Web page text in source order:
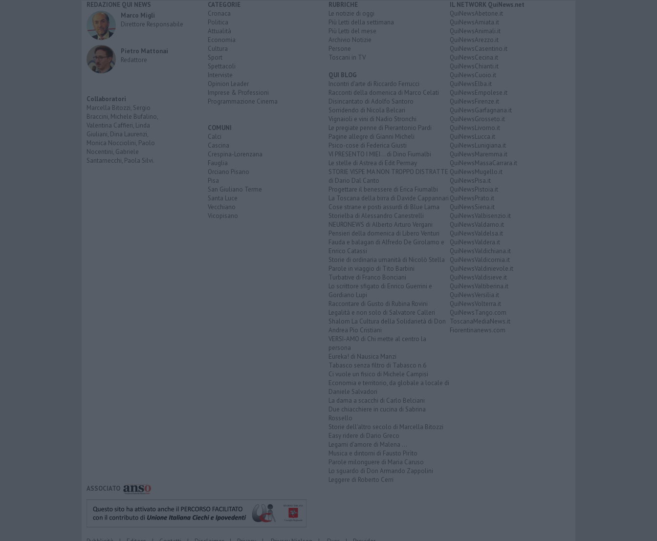
REDAZIONE QUI NEWS
Marco Migli
Direttore Responsabile
Pietro Mattonai
Redattore
Collaboratori
Marcella Bitozzi, Sergio
Braccini, Michele Bufalino,
Valentina Caffieri, Linda
Giuliani, Dina Laurenzi,
Monica Nocciolini, Paolo
Nocentini, Gabriele
Santarnecchi, Paola Silvi.
CATEGORIE
Cronaca
Politica
Attualità
Economia
Cultura
Sport
Spettacoli
Interviste
Opinion Leader
Imprese & Professioni
Programmazione Cinema
COMUNI
Calci
Cascina
Crespina-Lorenzana
Fauglia
Orciano Pisano
Pisa
San Giuliano Terme
Santa Luce
Vecchiano
Vicopisano
RUBRICHE
Le notizie di oggi
Più Letti della settimana
Più Letti del mese
Archivio Notizie
Persone
Toscani in TV
QUI BLOG
Incontri d'arte di Riccardo Ferrucci
Racconti della domenica di Marco Celati
Disincantato di Adolfo Santoro
Sorridendo di Nicola Belcari
Vignaioli e vini di Nadio Stronchi
Le pregiate penne di Pierantonio Pardi
Pagine allegre di Gianni Micheli
Psico-cose di Federica Giusti
VI PRESENTO I MIEI... di Dino Fiumalbi
Le stelle di Astrea di Edit Permay
STORIE VISPE MA NON TROPPO DISTRATTE
di Dario Dal Canto
Progettare il benessere di Erica Fiumalbi
La Toscana della birra di Davide Cappannari
Cose strane e posti assurdi di Blue Lama
Storielba di Alessandro Canestrelli
NEURONEWS di Alberto Arturo Vergani
Pensieri della domenica di Libero Venturi
Fauda e balagan di Alfredo De Girolamo e
Enrico Catassi
Storie di ordinaria umanità di Nicolò Stella
Parole in viaggio di Tito Barbini
Turbative di Franco Bonciani
Lo scrittore sfigato di Enrico Guerrini e
Gordiano Lupi
Raccontare di Gusto di Rubina Rovini
Legalità e non solo di Salvatore Calleri
Shalom La Cultura della Solidarietà di Don
Andrea Pio Cristiani
VERSI-AMO di Chi mette al centro la
persona
Eureka! di Nausica Manzi
Tabasco senza filtro di Tabasco n.6
Ci vuole un fisico di Michele Campisi
Economia e territorio, da globale a locale di
Daniele Salvadori
La dama a scacchi di Carlo Belciani
Due chiacchiere in cucina di Sabrina
Rossello
Storie dell'altro secolo di Marcella Bitozzi
Easy ridere di Dario Greco
Legami d'amore di Malena ...
Musica e dintorni di Fausto Pirìto
Parole milonguere di Maria Caruso
Lo sguardo di Don Armando Zappolini
Leggere di Roberto Cerri
IL NETWORK QuiNews.net
QuiNewsAbetone.it
QuiNewsAmiata.it
QuiNewsAnimali.it
QuiNewsArezzo.it
QuiNewsCasentino.it
QuiNewsCecina.it
QuiNewsChianti.it
QuiNewsCuoio.it
QuiNewsElba.it
QuiNewsEmpolese.it
QuiNewsFirenze.it
QuiNewsGarfagnana.it
QuiNewsGrosseto.it
QuiNewsLivorno.it
QuiNewsLucca.it
QuiNewsLunigiana.it
QuiNewsMaremma.it
QuiNewsMassaCarrara.it
QuiNewsMugello.it
QuiNewsPisa.it
QuiNewsPistoia.it
QuiNewsPrato.it
QuiNewsSiena.it
QuiNewsValbisenzio.it
QuiNewsValdarno.it
QuiNewsValdelsa.it
QuiNewsValdera.it
QuiNewsValdichiana.it
QuiNewsValdicornia.it
QuiNewsValdinievole.it
QuiNewsValdisieve.it
QuiNewsValtiberina.it
QuiNewsVersilia.it
QuiNewsVolterra.it
QuiNewsTango.com
ToscanaMediaNews.it
Fiorentinanews.com
ASSOCIATO